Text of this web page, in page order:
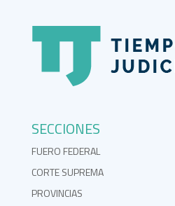
SECCIONES
FUERO FEDERAL
CORTE SUPREMA
PROVINCIAS